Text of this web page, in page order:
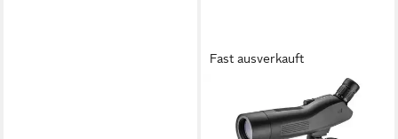
Fast ausverkauft
Spektiv 60 x 60 mm 46312
Spektiv